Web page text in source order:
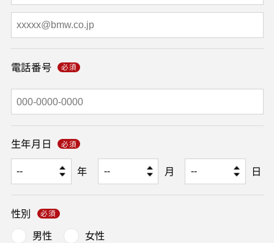
電話番号
生年月日
年
月 日
性別
男性
女性